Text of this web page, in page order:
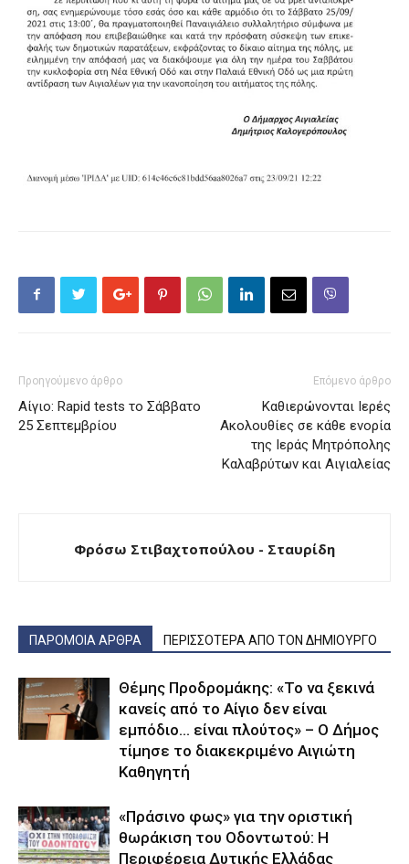
Προηγούμενο άρθρο
Αίγιο: Rapid tests το Σάββατο
25 Σεπτεμβρίου
Επόμενο άρθρο
Καθιερώνονται Ιερές
Ακολουθίες σε κάθε ενορία
της Ιεράς Μητρόπολης
Καλαβρύτων και Αιγιαλείας
Φρόσω Στιβαχτοπούλου - Σταυρίδη
ΠΑΡΟΜΟΙΑ ΑΡΘΡΑ ΠΕΡΙΣΣΟΤΕΡΑ ΑΠΟ ΤΟΝ ΔΗΜΙΟΥΡΓΟ
Θέμης Προδρομάκης: «Το να ξεκινά
κανείς από το Αίγιο δεν είναι
εμπόδιο… είναι πλούτος» – O Δήμος
τίμησε το διακεκριμένο Αιγιώτη
Καθηγητή
«Πράσινο φως» για την οριστική
θωράκιση του Οδοντωτού: Η
Περιφέρεια Δυτικής Ελλάδας